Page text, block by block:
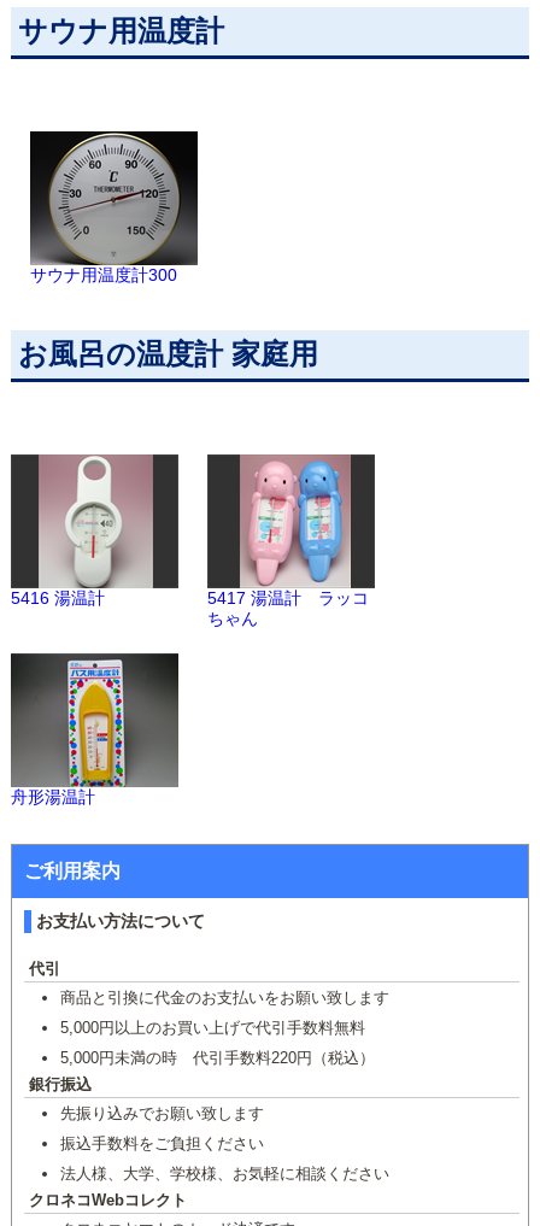
サウナ用温度計
サウナ用温度計300
お風呂の温度計 家庭用
5416 湯温計
5417 湯温計 ラッコ
ちゃん
舟形湯温計
ご利用案内
お支払い方法について
代引
商品と引換に代金のお支払いをお願い致します
5,000円以上のお買い上げで代引手数料無料
5,000円未満の時 代引手数料220円（税込）
銀行振込
先振り込みでお願い致します
振込手数料をご負担ください
法人様、大学、学校様、お気軽に相談ください
クロネコWebコレクト